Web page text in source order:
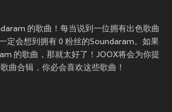
的歌曲！每当说到一位拥有出色歌曲
定会想到拥有 0 粉丝的Soundaram。如果
的歌曲，那就太好了！JOOX将会为你提
曲合辑，你必会喜欢这些歌曲！